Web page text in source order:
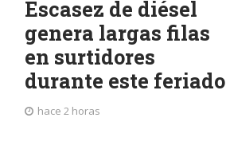
Escasez de diésel
genera largas filas
en surtidores
durante este feriado
hace 2 horas